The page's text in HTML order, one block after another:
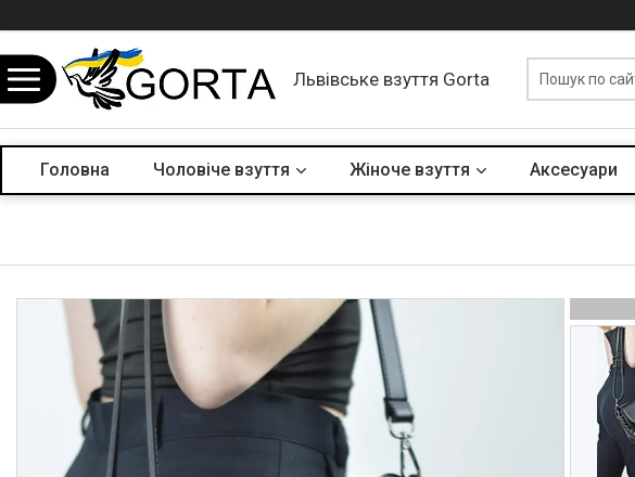
Львівське взуття Gorta
Головна Чоловіче взуття Жіноче взуття Аксесуари